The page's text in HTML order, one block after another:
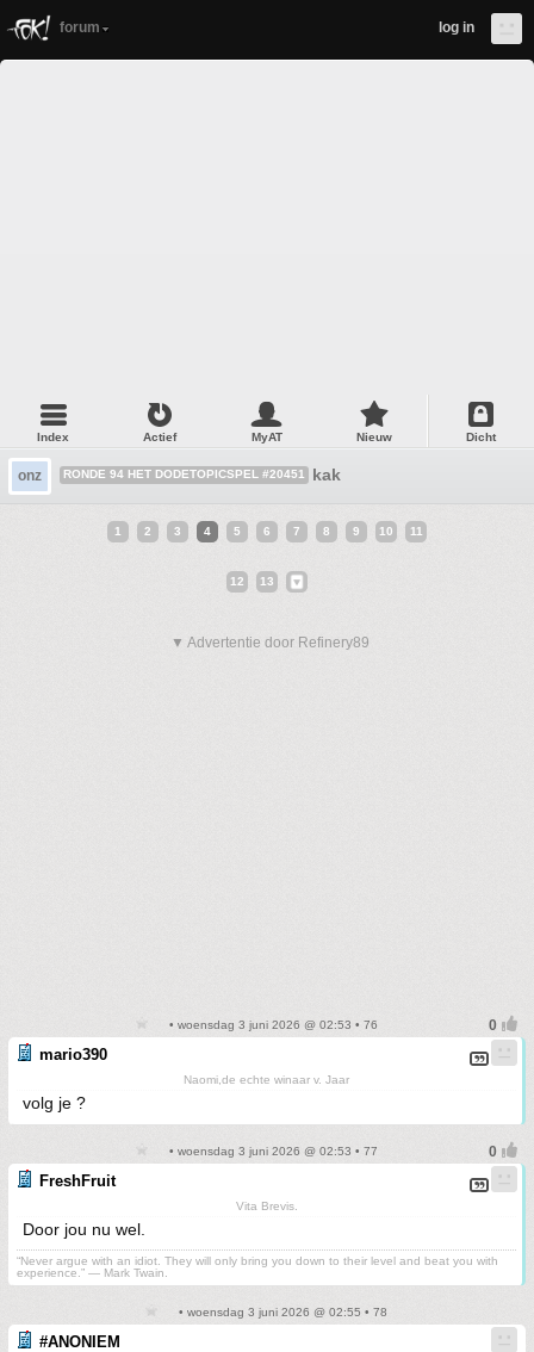
forum log in
Index Actief MyAT Nieuw Dicht
onz RONDE 94 HET DODETOPICSPEL #20451 kak
1 2 3 4 5 6 7 8 9 10 11
12 13
▼ Advertentie door Refinery89
• woensdag 3 juni 2026 @ 02:53 • 76
mario390
Naomi,de echte winaar v. Jaar
volg je ?
• woensdag 3 juni 2026 @ 02:53 • 77
FreshFruit
Vita Brevis.
Door jou nu wel.
“Never argue with an idiot. They will only bring you down to their level and beat you with
experience.” ― Mark Twain.
• woensdag 3 juni 2026 @ 02:55 • 78
#ANONIEM